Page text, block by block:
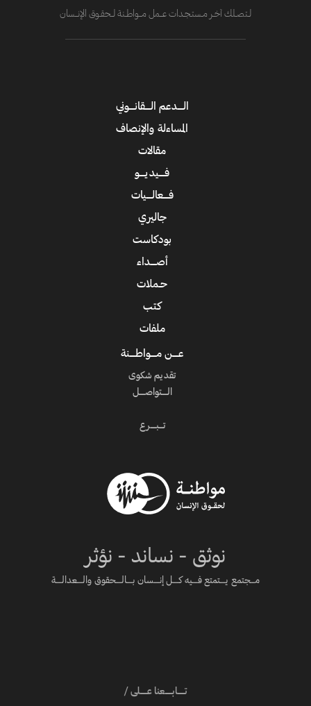
لــتصــلك آخــر مــستـجــدات عــــمل مــــواطــنة لـــحقــوق الإنــــسان
نوثق - نساند - نؤثر
مـــجتمع يــــتمتع فــــيه كــــل إنــــسان بــــالــــحقوق والــــعدالــــة
تـــــابـــــعنا عـــــلى /
الــــدعم الــــقانــــوني
المساءلة والإنصاف
مقالات
فــــيديــــو
فــــعالــــيات
جاليري
بودكاست
أصــــداء
حـملات
كتب
ملفات
عــــن مــــواطــــنة
تقديم شكوى
الــــتواصــــل
تـــبــــرع